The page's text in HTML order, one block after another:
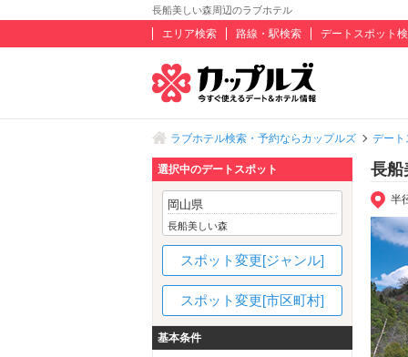
長船美しい森周辺のラブホテル
エリア検索 路線・駅検索 デートスポット
ラブホテル検索・予約ならカップルズ デート
長船
半
選択中のデートスポット
岡山県
長船美しい森
スポット変更[ジャンル]
スポット変更[市区町村]
基本条件